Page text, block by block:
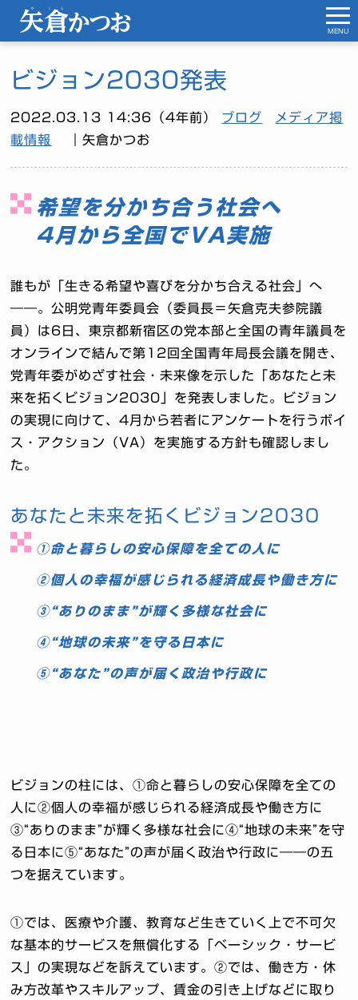
ビジョン2030発表
2022.03.13 14:36（4年前） ブログ
メディア掲
載情報
｜矢倉かつお
希望を分かち合う社会へ
4月から全国でVA実施
誰もが「生きる希望や喜びを分かち合える社会」へ
――。公明党青年委員会（委員長＝矢倉克夫参院議
員）は6日、東京都新宿区の党本部と全国の青年議員を
オンラインで結んで第12回全国青年局長会議を開き、
党青年委がめざす社会・未来像を示した「あなたと未
来を拓くビジョン2030」を発表しました。ビジョン
の実現に向けて、4月から若者にアンケートを行うボイ
ス・アクション（VA）を実施する方針も確認しまし
た。
あなたと未来を拓くビジョン2030
①命と暮らしの安心保障を全ての人に
②個人の幸福が感じられる経済成長や働き方に
③“ありのまま”が輝く多様な社会に
④“地球の未来”を守る日本に
⑤“あなた”の声が届く政治や行政に
ビジョンの柱には、①命と暮らしの安心保障を全ての
人に②個人の幸福が感じられる経済成長や働き方に
③“ありのまま”が輝く多様な社会に④“地球の未来”を守
る日本に⑤“あなた”の声が届く政治や行政に――の五
つを据えています。
①では、医療や介護、教育など生きていく上で不可欠
な基本的サービスを無償化する「ベーシック・サービ
ス」の実現などを訴えています。②では、働き方・休
み方改革やスキルアップ、賃金の引き上げなどに取り
MENU